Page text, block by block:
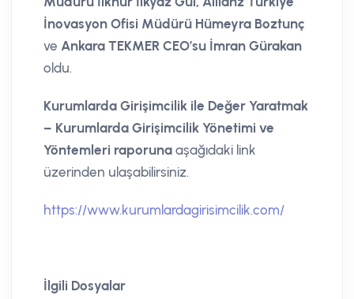
İnovasyon Ofisi Müdürü Hümeyra Boztunç
ve Ankara TEKMER CEO’su İmran Gürakan
oldu.
Kurumlarda Girişimcilik ile Değer Yaratmak
– Kurumlarda Girişimcilik Yönetimi ve
Yöntemleri raporuna aşağıdaki link
üzerinden ulaşabilirsiniz.
https://www.kurumlardagirisimcilik.com/
İlgili Dosyalar